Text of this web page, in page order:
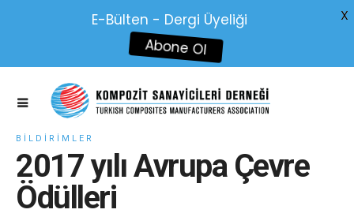
BILDIRIMLER
2017 yılı Avrupa Çevre
Ödülleri
E-Bülten - Dergi Üyeliği
Abone Ol
X